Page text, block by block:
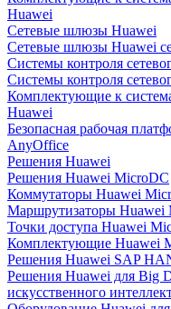
Huawei
Сетевые шлюзы Huawei
Сетевые шлюзы Huawei
Системы контроля
Системы контроля
Комплектующие к
Huawei
Безопасная рабочая
AnyOffice
Решения Huawei
Решения Huawei MicroDC
Коммутаторы Huawei
Маршрутизаторы Huawei
Точки доступа Huawei
Комплектующие Huawei
Решения Huawei SAP
Решения Huawei для Big
искусственного